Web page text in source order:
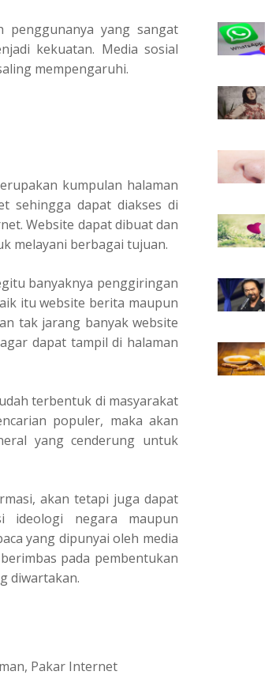
penggunanya yang sangat
kekuatan. Media sosial
mempengaruhi.
kumpulan halaman
sehingga dapat diakses di
Website dapat dibuat dan
melayani berbagai tujuan.
banyaknya penggiringan
itu website berita maupun
tak jarang banyak website
agar dapat tampil di halaman
terbentuk di masyarakat
populer, maka akan
yang cenderung untuk
akan tetapi juga dapat
ideologi negara maupun
yang dipunyai oleh media
pada pembentukan
diwartakan.
Pakar Internet